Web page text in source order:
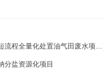
量化处置油气田废水项目顺利投产
分盐资源化项目